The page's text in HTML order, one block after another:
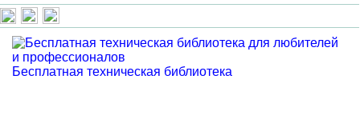
Бесплатная техническая библиотека